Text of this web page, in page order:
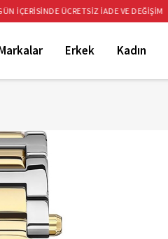
İÇERİSİNDE ÜCRETSİZ İADE VE DEĞİŞİM
Erkek Kadın